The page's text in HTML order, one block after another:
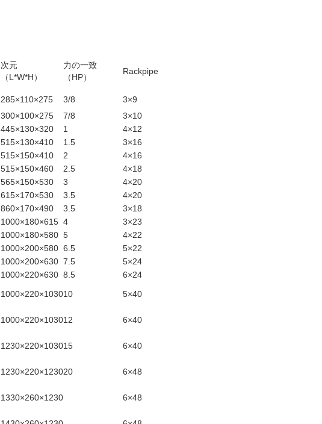
次元
（L*W*H）
力の一致
（HP）
Rackpipe
285×110×275 3/8
3×9
300×100×275 7/8
3×10
445×130×320 1
4×12
515×130×410 1.5
3×16
515×150×410 2
4×16
515×150×460 2.5
4×18
565×150×530 3
4×20
615×170×530 3.5
4×20
860×170×490 3.5
3×18
1000×180×615 4
3×23
1000×180×580 5
4×22
1000×200×580 6.5
5×22
1000×200×630 7.5
5×24
1000×220×630 8.5
6×24
1000×220×103010 5×40
1000×220×103012 6×40
1230×220×103015 6×40
1230×220×123020 6×48
1330×260×1230 6×48